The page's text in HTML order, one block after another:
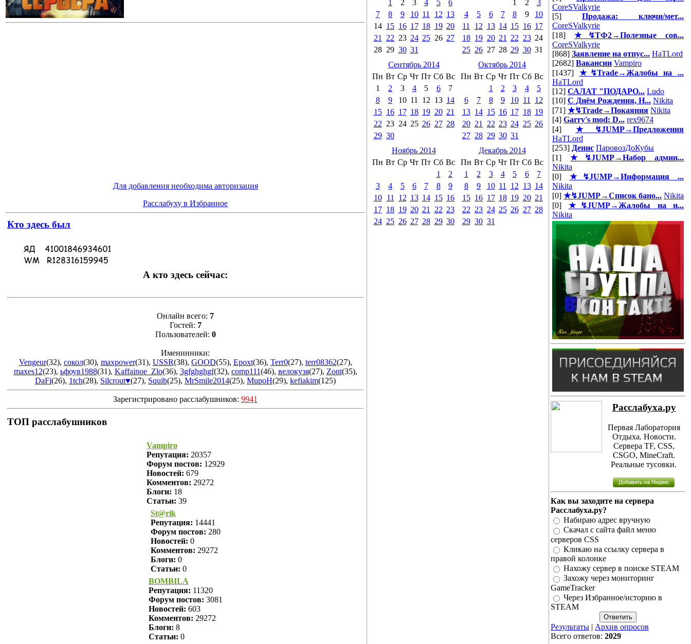
Для добавления необходима авторизация
Расслабуху в Избранное
Кто здесь был
А кто здесь сейчас:
Онлайн всего: 7
Гостей: 7
Пользователей: 0
Именинники:
Vengeur(32), сокол(30), maxpower(31), USSR(38), GOOD(55), Epoxt(36), Terr0(27), terr08362(27),
maxes12(23), ьфоув1988(31), Kaffainoe_Zlo(36), 3gfghghgf(32), comp111(46), велокузя(27), Zont(35),
DaFi(26), 1tch(28), Silcrout♥(27), Squib(25), MrSmile2014(25), MupoH(29), kefiakim(125)
Зарегистрировано расслабушников: 9941
ТОП расслабушников
Vampiro
Репутация: 20357
Форум постов: 12929
Новостей: 679
Комментов: 29272
Блоги: 18
Статьи: 39
St@rik
Репутация: 14441
Форум постов: 280
Новостей: 0
Комментов: 29272
Блоги: 0
Статьи: 0
BOMBILA
Репутация: 11320
Форум постов: 3081
Новостей: 603
Комментов: 29272
Блоги: 8
Статьи: 0
1
2 3 4 5
6
7
8 9 10 11 12 13
14 15 16 17 18 19 20
21
22 23 24 25 26 27
28 29 30 31
1
2
3
4
5 6 7 8 9
10
11
12 13 14 15 16 17
18 19 20 21 22 23 24
25 26 27 28 29 30 31
Сентябрь 2014
Пн Вт Ср Чт Пт Сб Вс
1
2 3 4 5 6
7
8
9 10 11 12 13 14
15 16 17 18 19 20 21
22 23 24 25 26 27 28
29 30
Октябрь 2014
Пн Вт Ср Чт Пт Сб Вс
1
2 3 4
5
6
7 8 9 10 11
12
13 14 15 16 17 18 19
20 21 22 23 24 25 26
27 28 29 30 31
Ноябрь 2014
Пн Вт Ср Чт Пт Сб Вс
1
2
3
4 5 6 7 8
9
10
11 12 13 14 15 16
17 18 19 20 21 22 23
24 25 26 27 28 29 30
Декабрь 2014
Пн Вт Ср Чт Пт Сб Вс
1
2 3 4 5 6
7
8
9 10 11 12 13 14
15 16 17 18 19 20 21
22 23 24 25 26 27 28
29 30 31
CoreSValkyrie
[5] Продажа: ключи/мет...
CoreSValkyrie
[18] ★↯ТФ2→Полезные сов...
CoreSValkyrie
[868] Заявление на отпус... HaTLord
[2682] Вакансии Vampiro
[1437] ★↯Trade→Жалобы на ...
HaTLord
[12] САЛАТ "ПОДАРО... Ludo
[10] С Днём Рождения, Н... Nikita
[71] ★↯Trade→Покаяния Nikita
[4] Garry's mod: D... rex9674
[4] ★↯JUMP→Предложения
HaTLord
[253] Денис ПаровозДоКубы
[1]★↯JUMP→Набор админ...
Nikita
[0] ★↯JUMP→Информация ...
Nikita
[0] ★↯JUMP→Список бано... Nikita
[0] ★↯JUMP→Жалобы на н...
Nikita
Расслабуха.ру
Первая Лаборатория
Отдыха. Новости.
Сервера TF, CSS,
CSGO, MineCraft.
Реальные тусовки.
Как вы заходите на сервера
Расслабуха.ру?
Набираю адрес вручную
Скачал с сайта файл меню
серверов CSS
Кликаю на ссылку сервера в
правой колонке
Нахожу сервер в поиске STEAM
Захожу через мониторинг
GameTracker
Через Избранное/историю в
STEAM
Результаты | Архив опросов
Всего ответов: 2029